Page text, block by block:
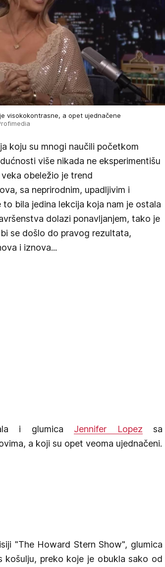
visokokontrasne, a opet ujednačene
koju su mnogi naučili početkom
više nikada ne eksperimentišu
obeležio je trend
sa neprirodnim, upadljivim i
to bila jedina lekcija koja nam je ostala
dolazi ponavljanjem, tako je
se došlo do pravog rezultata,
i iznova...
i glumica Jennifer Lopez sa
a koji su opet veoma ujednačeni.
"The Howard Stern Show", glumica
košulju, preko koje je obukla sako od